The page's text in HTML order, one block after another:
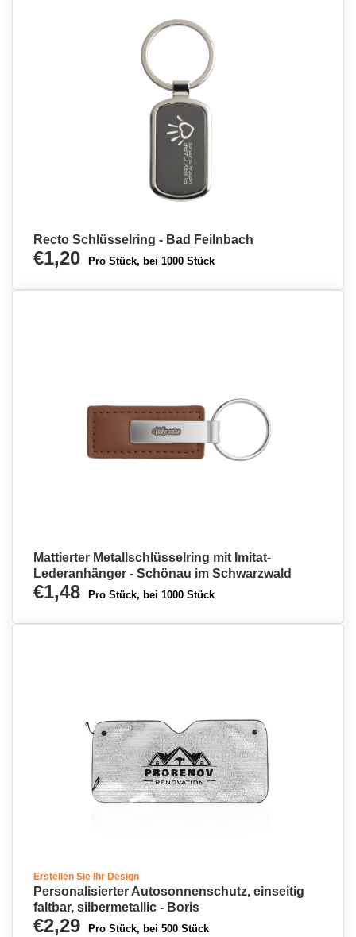
Recto Schlüsselring - Bad Feilnbach
€1,20 Pro Stück, bei 1000 Stück
Mattierter Metallschlüsselring mit Imitat-
Lederanhänger - Schönau im Schwarzwald
€1,48 Pro Stück, bei 1000 Stück
Erstellen Sie Ihr Design
Personalisierter Autosonnenschutz, einseitig
faltbar, silbermetallic - Boris
€2,29 Pro Stück, bei 500 Stück